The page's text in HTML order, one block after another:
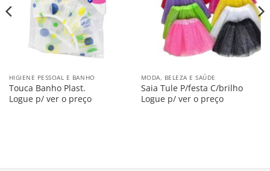
HIGIENE PESSOAL E BANHO
Touca Banho Plast.
Logue p/ ver o preço
MODA, BELEZA E SAÚDE
Saia Tule P/festa C/brilho
Logue p/ ver o preço